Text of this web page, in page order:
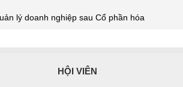
lý doanh nghiệp sau Cổ phần hóa
HỘI VIÊN